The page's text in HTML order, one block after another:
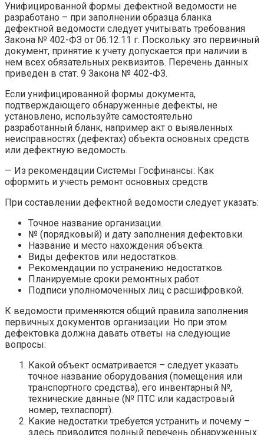
Унифицированной формы дефектной ведомости не
разработано – при заполнении образца бланка
дефектной ведомости следует учитывать требования
Закона № 402-ФЗ от 06.12.11 г. Поскольку это первичный
документ, принятие к учету допускается при наличии в
нем всех обязательных реквизитов. Перечень данных
приведен в стат. 9 Закона № 402-ФЗ.
Если унифицированной формы документа,
подтверждающего обнаруженные дефекты, не
установлено, используйте самостоятельно
разработанный бланк, например акт о выявленных
неисправностях (дефектах) объекта основных средств
или дефектную ведомость.
— Из рекомендации Системы Госфинансы: Как
оформить и учесть ремонт основных средств
При составлении дефектной ведомости следует указать:
Точное название организации.
№ (порядковый) и дату заполнения дефектовки.
Название и место нахождения объекта.
Виды дефектов или недостатков.
Рекомендации по устранению недостатков.
Планируемые сроки ремонтных работ.
Подписи уполномоченных лиц с расшифровкой.
К ведомости применяются общий правила заполнения
первичных документов организации. Но при этом
дефектовка должна давать ответы на следующие
вопросы:
Какой объект осматривается – следует указать
точное название оборудования (помещения или
транспортного средства), его инвентарный №,
технические данные (№ ПТС или кадастровый
номер, техпаспорт).
Какие недостатки требуется устранить и почему –
здесь приводится полный перечень обнаруженных